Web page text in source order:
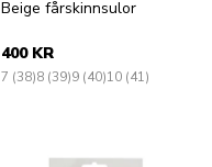
Beige fårskinnsulor
400 KR
7 (38)8 (39)9 (40)10 (41)